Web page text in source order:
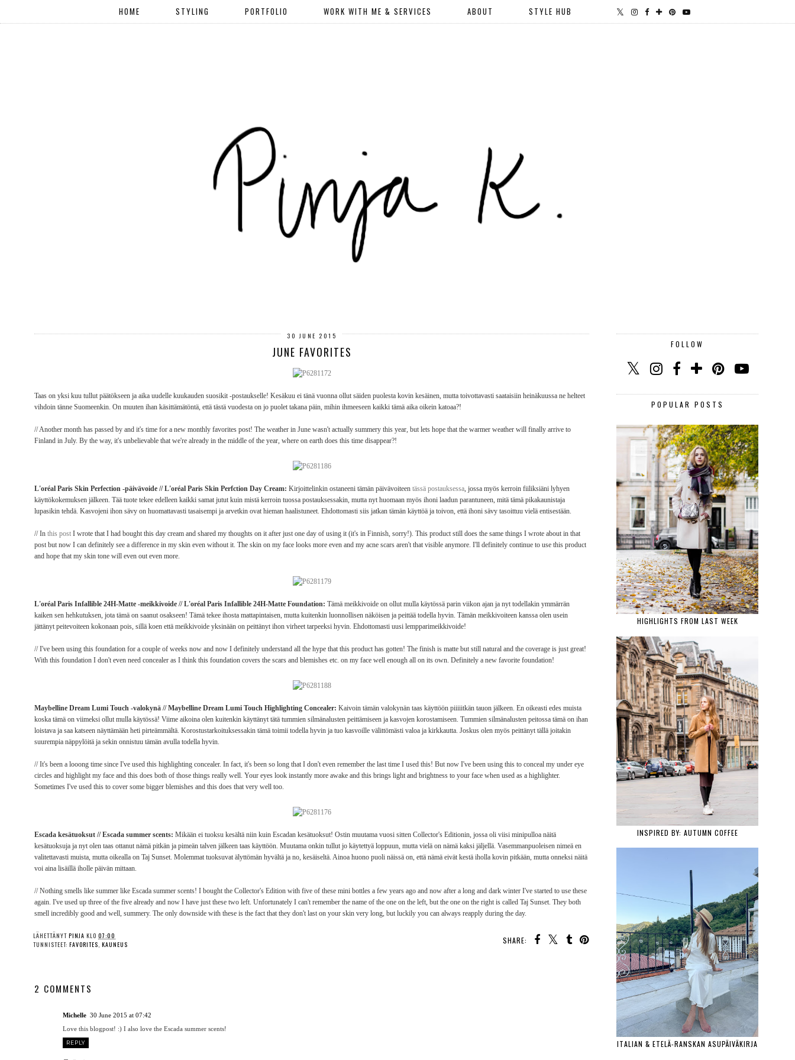
HOME STYLING PORTFOLIO WORK WITH ME & SERVICES ABOUT STYLE HUB
30 JUNE 2015
JUNE FAVORITES
Taas on yksi kuu tullut päätökseen ja aika uudelle kuukauden suosikit -postaukselle! Kesäkuu ei tänä vuonna ollut säiden puolesta kovin kesäinen, mutta toivottavasti saataisiin heinäkuussa ne helteet
vihdoin tänne Suomeenkin. On muuten ihan käsittämätöntä, että tästä vuodesta on jo puolet takana päin, mihin ihmeeseen kaikki tämä aika oikein katoaa?!
// Another month has passed by and it's time for a new monthly favorites post! The weather in June wasn't actually summery this year, but lets hope that the warmer weather will finally arrive to
Finland in July. By the way, it's unbelievable that we're already in the middle of the year, where on earth does this time disappear?!
L'oréal Paris Skin Perfection -päivävoide // L'oréal Paris Skin Perfction Day Cream: Kirjoittelinkin ostaneeni tämän päivävoiteen tässä postauksessa, jossa myös kerroin fiiliksiäni lyhyen
käyttökokemuksen jälkeen. Tää tuote tekee edelleen kaikki samat jutut kuin mistä kerroin tuossa postauksessakin, mutta nyt huomaan myös ihoni laadun parantuneen, mitä tämä pikakaunistaja
lupasikin tehdä. Kasvojeni ihon sävy on huomattavasti tasaisempi ja arvetkin ovat hieman haalistuneet. Ehdottomasti siis jatkan tämän käyttöä ja toivon, että ihoni sävy tasoittuu vielä entisestään.
// In this post I wrote that I had bought this day cream and shared my thoughts on it after just one day of using it (it's in Finnish, sorry!). This product still does the same things I wrote about in that
post but now I can definitely see a difference in my skin even without it. The skin on my face looks more even and my acne scars aren't that visible anymore. I'll definitely continue to use this product
and hope that my skin tone will even out even more.
L'oréal Paris Infallible 24H-Matte -meikkivoide // L'oréal Paris Infallible 24H-Matte Foundation: Tämä meikkivoide on ollut mulla käytössä parin viikon ajan ja nyt todellakin ymmärrän
kaiken sen hehkutuksen, jota tämä on saanut osakseen! Tämä tekee ihosta mattapintaisen, mutta kuitenkin luonnollisen näköisen ja peittää todella hyvin. Tämän meikkivoiteen kanssa olen usein
jättänyt peitevoiteen kokonaan pois, sillä koen että meikkivoide yksinään on peittänyt ihon virheet tarpeeksi hyvin. Ehdottomasti uusi lempparimeikkivoide!
// I've been using this foundation for a couple of weeks now and now I definitely understand all the hype that this product has gotten! The finish is matte but still natural and the coverage is just great!
With this foundation I don't even need concealer as I think this foundation covers the scars and blemishes etc. on my face well enough all on its own. Definitely a new favorite foundation!
Maybelline Dream Lumi Touch -valokynä // Maybelline Dream Lumi Touch Highlighting Concealer: Kaivoin tämän valokynän taas käyttöön piiiiitkän tauon jälkeen. En oikeasti edes muista
koska tämä on viimeksi ollut mulla käytössä! Viime aikoina olen kuitenkin käyttänyt tätä tummien silmänalusten peittämiseen ja kasvojen korostamiseen. Tummien silmänalusten peitossa tämä on ihan
loistava ja saa katseen näyttämään heti pirteämmältä. Korostustarkoituksessakin tämä toimii todella hyvin ja tuo kasvoille välittömästi valoa ja kirkkautta. Joskus olen myös peittänyt tällä joitakin
suurempia näppylöitä ja sekin onnistuu tämän avulla todella hyvin.
// It's been a looong time since I've used this highlighting concealer. In fact, it's been so long that I don't even remember the last time I used this! But now I've been using this to conceal my under eye
circles and highlight my face and this does both of those things really well. Your eyes look instantly more awake and this brings light and brightness to your face when used as a highlighter.
Sometimes I've used this to cover some bigger blemishes and this does that very well too.
Escada kesätuoksut // Escada summer scents: Mikään ei tuoksu kesältä niin kuin Escadan kesätuoksut! Ostin muutama vuosi sitten Collector's Editionin, jossa oli viisi minipulloa näitä
kesätuoksuja ja nyt olen taas ottanut nämä pitkän ja pimeän talven jälkeen taas käyttöön. Muutama onkin tullut jo käytettyä loppuun, mutta vielä on nämä kaksi jäljellä. Vasemmanpuoleisen nimeä en
valitettavasti muista, mutta oikealla on Taj Sunset. Molemmat tuoksuvat älyttömän hyvältä ja no, kesäiseltä. Ainoa huono puoli näissä on, että nämä eivät kestä iholla kovin pitkään, mutta onneksi näitä
voi aina lisäillä iholle päivän mittaan.
// Nothing smells like summer like Escada summer scents! I bought the Collector's Edition with five of these mini bottles a few years ago and now after a long and dark winter I've started to use these
again. I've used up three of the five already and now I have just these two left. Unfortunately I can't remember the name of the one on the left, but the one on the right is called Taj Sunset. They both
smell incredibly good and well, summery. The only downside with these is the fact that they don't last on your skin very long, but luckily you can always reapply during the day.
SHARE:
LÄHETTÄNYT PINJA KLO 07:00
TUNNISTEET: FAVORITES, KAUNEUS
2 COMMENTS
Michelle 30 June 2015 at 07:42
Love this blogpost! :) I also love the Escada summer scents!
REPLY
FOLLOW
POPULAR POSTS
HIGHLIGHTS FROM LAST WEEK
INSPIRED BY: AUTUMN COFFEE
ITALIAN & ETELÄ-RANSKAN ASUPÄIVÄKIRJA